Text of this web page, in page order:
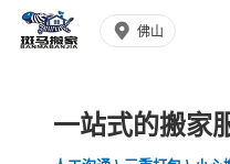
佛山
一站式的搬家